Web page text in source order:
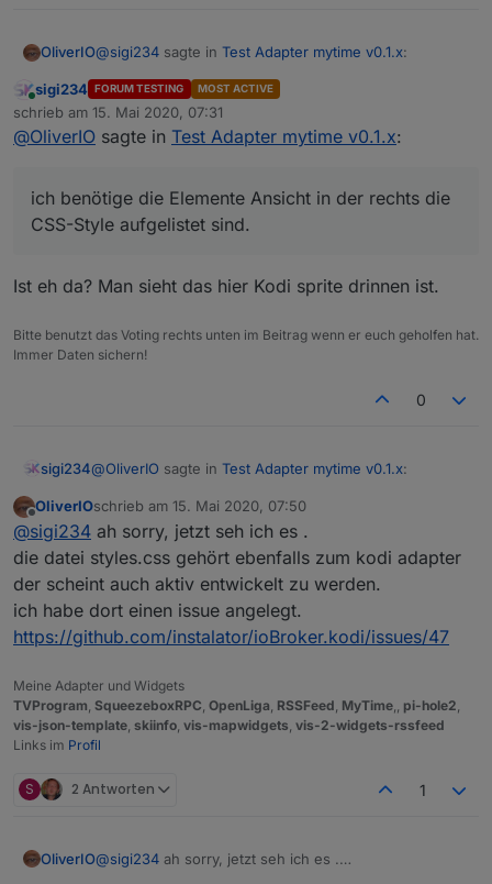
OliverIO@sigi234 sagte in Test Adapter mytime v0.1.x:
@OliverIO sagte in
v0.1.x
:
Auf das Auswahlwerkzeug links
dann rechts schauen, was da aktiv ist.
das ist die Console-Ansicht (diese javascript Fehler
ich benötige die Elemente Ansicht in der rechts die
CSS-Style aufgelistet sind.
Da diese Anzeige oft länger ist wie das Fenster
unteren Teil des Fensters größer machen, damit mehr
drauf passt
dir genauso aussieht
Online
sigi234 FORUM TESTING MOST ACTIVE
schrieb am 15. Mai 2020, 07:31
zuletzt editiert von
@OliverIO sagte in Test Adapter mytime v0.1.x:
ich benötige die Elemente Ansicht in der rechts die
CSS-Style aufgelistet sind.
Ist eh da? Man sieht das hier Kodi sprite drinnen ist.
Bitte benutzt das Voting rechts unten im Beitrag wenn er euch geholfen hat.
Immer Daten sichern!
0
sigi234@OliverIO sagte in Test Adapter mytime v0.1.x:
ich benötige die Elemente Ansicht in der rechts
die CSS-Style aufgelistet sind.
Ist eh da? Man sieht das hier Kodi sprite drinnen ist.
Offline
OliverIOschrieb am 15. Mai 2020, 07:50
zuletzt editiert von
@sigi234 ah sorry, jetzt seh ich es .
die datei styles.css gehört ebenfalls zum kodi adapter
der scheint auch aktiv entwickelt zu werden.
ich habe dort einen issue angelegt.
https://github.com/instalator/ioBroker.kodi/issues/47
Meine Adapter und Widgets
TVProgram SqueezeboxRPC OpenLiga RSSFeed MyTime pi-hole2
vis-json-template skiinfo vis-mapwidgets vis-2-widgets-rssfeed
Links im Profil
S 2 Antworten 1
OliverIO@sigi234 ah sorry, jetzt seh ich es .